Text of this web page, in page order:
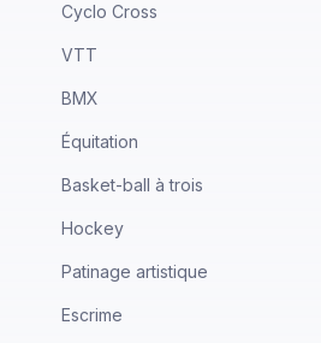
Cyclo Cross
VTT
BMX
Équitation
Basket-ball à trois
Hockey
Patinage artistique
Escrime